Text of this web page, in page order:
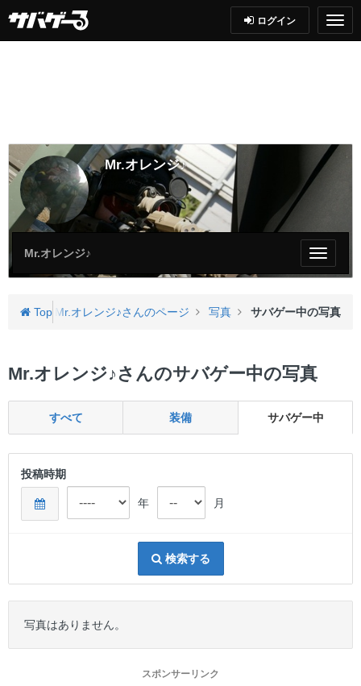
ログイン
Mr.オレンジ♪
My
ペ
メ
Mr.オレンジ♪
Top Mr.オレンジ♪さんのページ 写真 サバゲー中の写真
Mr.オレンジ♪さんのサバゲー中の写真
すべて 装備 サバゲー中
投稿時期
年 月
検索する
写真はありません。
スポンサーリンク